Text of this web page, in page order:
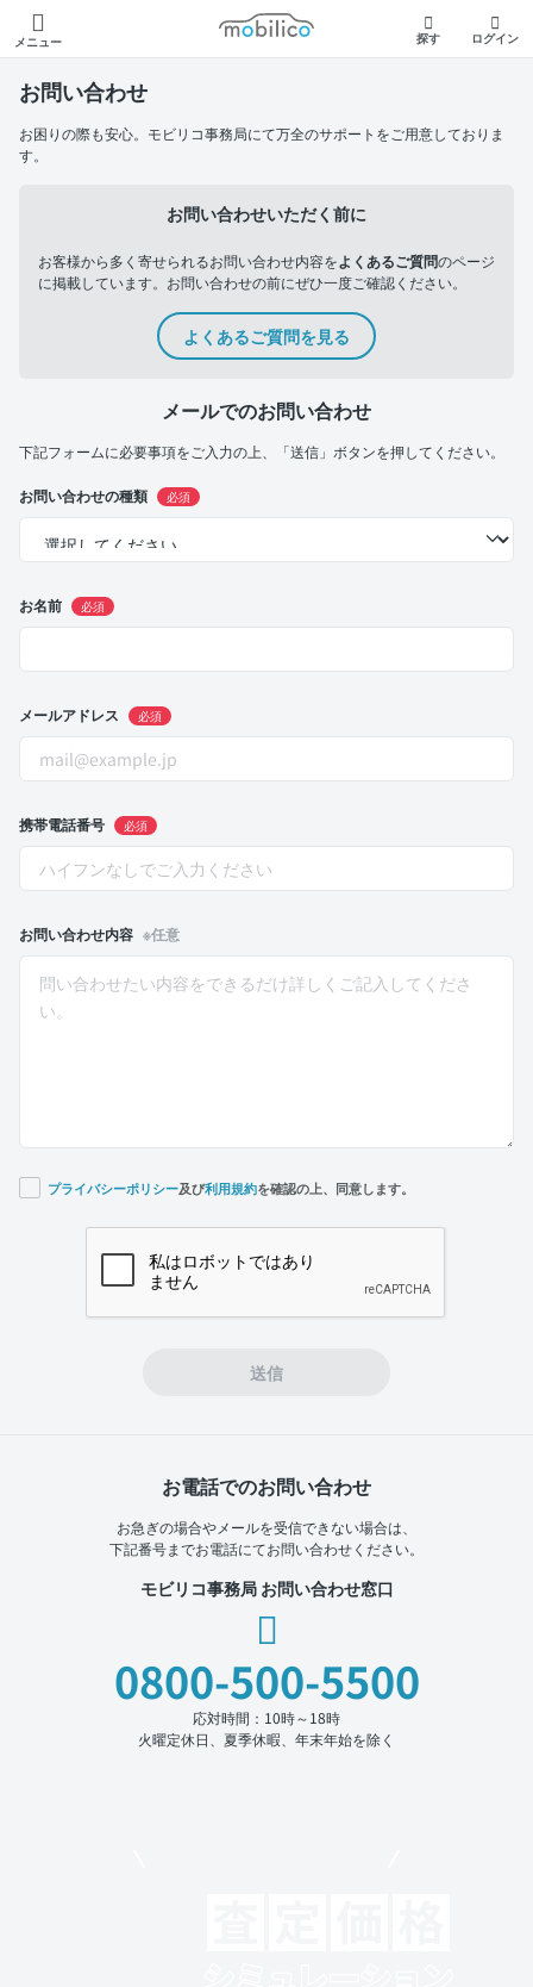
メニュー
モビリコ
探す ログイン
お問い合わせ
お困りの際も安心。モビリコ事務局にて万全のサポートをご用意しておりま
す。
お問い合わせいただく前に
お客様から多く寄せられるお問い合わせ内容をよくあるご質問のページ
に掲載しています。お問い合わせの前にぜひ一度ご確認ください。
よくあるご質問を見る
メールでのお問い合わせ
下記フォームに必要事項をご入力の上、「送信」ボタンを押してください。
お問い合わせの種類 必須
お名前 必須
メールアドレス 必須
携帯電話番号 必須
お問い合わせ内容 ※任意
プライバシーポリシー及び利用規約を確認の上、同意します。
送信
お電話でのお問い合わせ
お急ぎの場合やメールを受信できない場合は、
下記番号までお電話にてお問い合わせください。
モビリコ事務局 お問い合わせ窓口
0800-500-5500
応対時間：10時～18時
火曜定休日、夏季休暇、年末年始を除く